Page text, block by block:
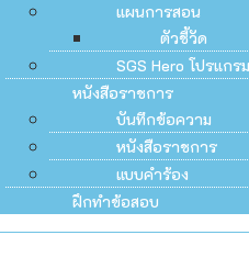
แผนการสอน
ตัวชี้วัด
SGS Hero โปรแกร
หนังสือราชการ
บันทึกข้อความ
หนังสือราชการ
แบบคำร้อง
ฝึกทำข้อสอบ